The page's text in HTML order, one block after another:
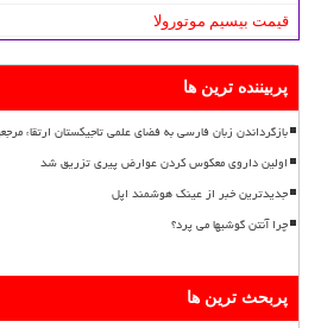
قیمت بیسیم موتورولا
پربیننده ترین ها
بازگرداندن زبان فارسی به فضای علمی تاجیکستان ارتقاء
اولین داروی معکوس کردن عوارض پیری تزریق شد
جدیدترین خبر از عینک هوشمند اپل
چرا آنتن گوشیها می پرد؟
پربحث ترین ها